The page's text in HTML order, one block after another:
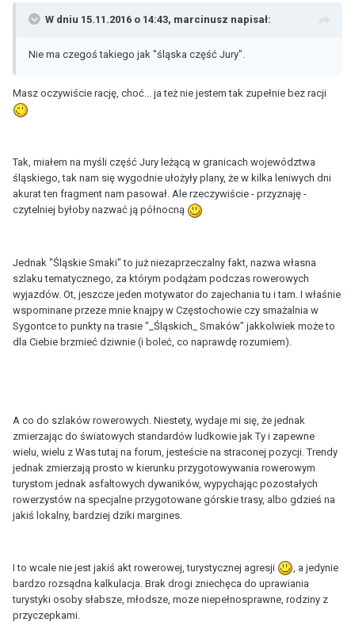
W dniu 15.11.2016 o 14:43, marcinusz napisał:
Nie ma czegoś takiego jak "śląska część Jury".
Masz oczywiście rację, choć... ja też nie jestem tak zupełnie bez racji
Tak, miałem na myśli część Jury leżącą w granicach województwa
śląskiego, tak nam się wygodnie ułożyły plany, że w kilka leniwych dni
akurat ten fragment nam pasował. Ale rzeczywiście - przyznaję -
czytelniej byłoby nazwać ją północną
Jednak "Śląskie Smaki" to już niezaprzeczalny fakt, nazwa własna
szlaku tematycznego, za którym podążam podczas rowerowych
wyjazdów. Ot, jeszcze jeden motywator do zajechania tu i tam. I właśnie
wspominane przeze mnie knajpy w Częstochowie czy smażalnia w
Sygontce to punkty na trasie "_Śląskich_ Smaków" jakkolwiek może to
dla Ciebie brzmieć dziwnie (i boleć, co naprawdę rozumiem).
A co do szlaków rowerowych. Niestety, wydaje mi się, że jednak
zmierzając do światowych standardów ludkowie jak Ty i zapewne
wielu, wielu z Was tutaj na forum, jesteście na straconej pozycji. Trendy
jednak zmierzają prosto w kierunku przygotowywania rowerowym
turystom jednak asfaltowych dywaników, wypychając pozostałych
rowerzystów na specjalne przygotowane górskie trasy, albo gdzieś na
jakiś lokalny, bardziej dziki margines.
I to wcale nie jest jakiś akt rowerowej, turystycznej agresji
, a jedynie
bardzo rozsądna kalkulacja. Brak drogi zniechęca do uprawiania
turystyki osoby słabsze, młodsze, moze niepełnosprawne, rodziny z
przyczepkami.